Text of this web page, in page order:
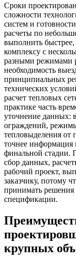
Сроки
сложности
систем и
расчеты по
выполнить
комплексу с
разными режимами
необходимость
принципиальных
технических
расчет тепловых
практике часть
уточнение данных:
ограждений,
тепловыделения
точнее информация
финальной стадии.
сбор данных,
рабочий проект,
заказчику, потому
принимать решения
спецификации.
крупных